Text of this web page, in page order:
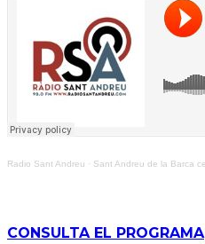
Radio Sant Andreu · Sant Andreu de la Barca
CONSULTA EL PROGRAMA